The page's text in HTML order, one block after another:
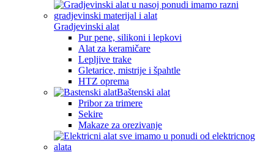
Gradjevinski alat
Pur pene, silikoni i lepkovi
Alat za keramičare
Lepljive trake
Gletarice, mistrije i špahtle
HTZ oprema
Baštenski alat
Pribor za trimere
Sekire
Makaze za orezivanje